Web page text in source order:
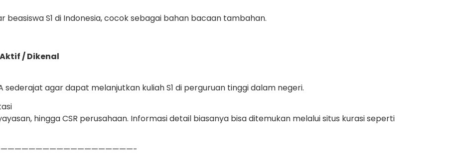
S1 di Indonesia, cocok sebagai bahan bacaan tambahan.
/ Dikenal
sederajat agar dapat melanjutkan kuliah S1 di perguruan tinggi dalam negeri.
hingga CSR perusahaan. Informasi detail biasanya bisa ditemukan melalui situs kurasi seperti